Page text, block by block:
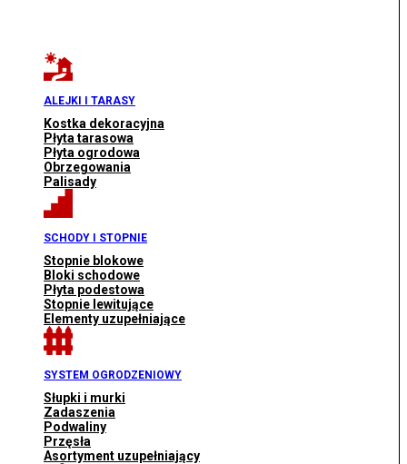
ALEJKI I TARASY
Kostka dekoracyjna
Płyta tarasowa
Płyta ogrodowa
Obrzegowania
Palisady
SCHODY I STOPNIE
Stopnie blokowe
Bloki schodowe
Płyta podestowa
Stopnie lewitujące
Elementy uzupełniające
SYSTEM OGRODZENIOWY
Słupki i murki
Zadaszenia
Podwaliny
Przęsła
Asortyment uzupełniający